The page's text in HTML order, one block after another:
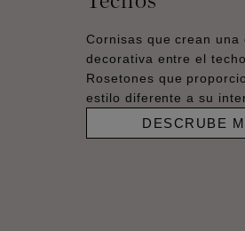
Cornisas que crean una
decorativa entre el
Rosetones que
estilo diferente a su
DESCRUBE